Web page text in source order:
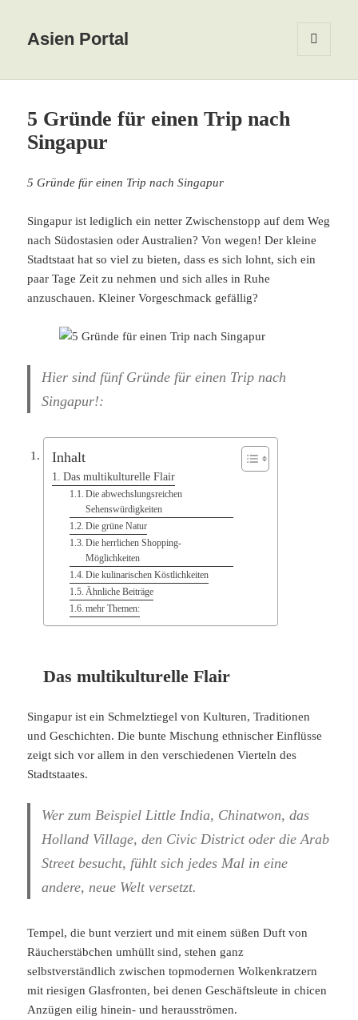
Asien Portal
WIDGETS
5 Gründe für einen Trip nach
Singapur
5 Gründe für einen Trip nach Singapur
Singapur ist lediglich ein netter Zwischenstopp auf dem Weg
nach Südostasien oder Australien? Von wegen! Der kleine
Stadtstaat hat so viel zu bieten, dass es sich lohnt, sich ein
paar Tage Zeit zu nehmen und sich alles in Ruhe
anzuschauen. Kleiner Vorgeschmack gefällig?
Hier sind fünf Gründe für einen Trip nach
Singapur!:
Inhalt
Das multikulturelle Flair
Die abwechslungsreichen
Sehenswürdigkeiten
Die grüne Natur
Die herrlichen Shopping-
Möglichkeiten
Die kulinarischen Köstlichkeiten
Ähnliche Beiträge
mehr Themen:
Das multikulturelle Flair
Singapur ist ein Schmelztiegel von Kulturen, Traditionen
und Geschichten. Die bunte Mischung ethnischer Einflüsse
zeigt sich vor allem in den verschiedenen Vierteln des
Stadtstaates.
Wer zum Beispiel Little India, Chinatwon, das
Holland Village, den Civic District oder die Arab
Street besucht, fühlt sich jedes Mal in eine
andere, neue Welt versetzt.
Tempel, die bunt verziert und mit einem süßen Duft von
Räucherstäbchen umhüllt sind, stehen ganz
selbstverständlich zwischen topmodernen Wolkenkratzern
mit riesigen Glasfronten, bei denen Geschäftsleute in chicen
Anzügen eilig hinein- und herausströmen.